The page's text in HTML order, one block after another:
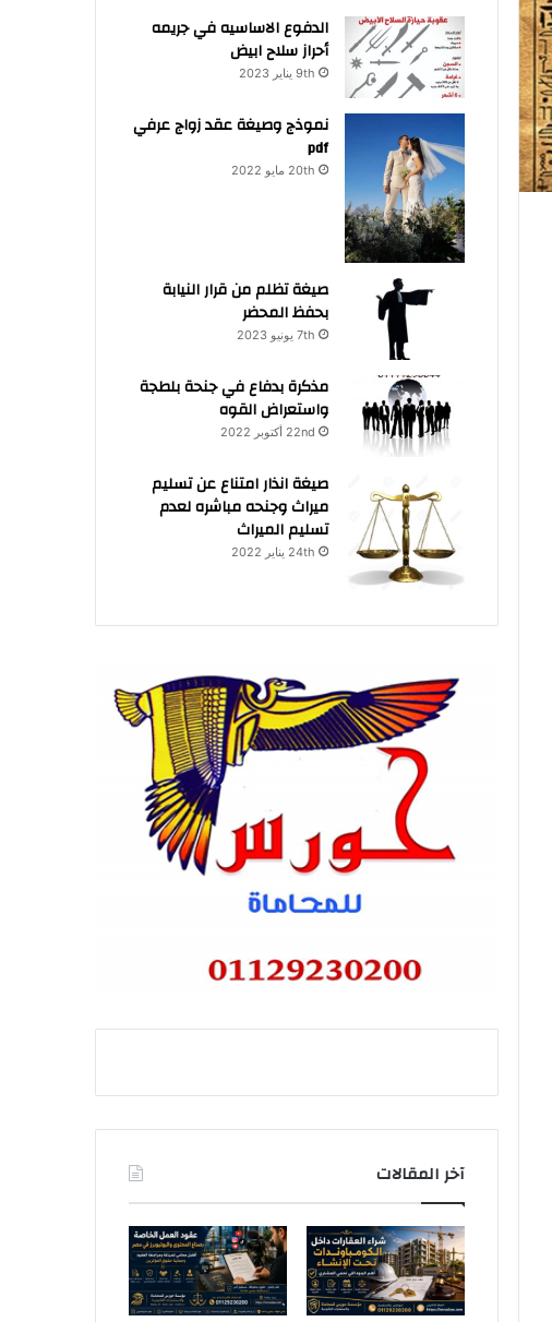
الدفوع الاساسيه في جريمه
أحراز سلاح ابيض
9th يناير 2023
نموذج وصيغة عقد زواج عرفي
pdf
20th مايو 2022
صيغة تظلم من قرار النيابة
بحفظ المحضر
7th يونيو 2023
مذكرة بدفاع في جنحة بلطجة
واستعراض القوه
22nd أكتوبر 2022
صيغة انذار امتناع عن تسليم
ميراث وجنحه مباشره لعدم
تسليم الميراث
24th يناير 2022
آخر المقالات